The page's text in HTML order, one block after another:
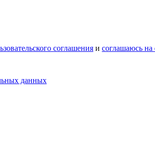
соглашения и соглашаюсь
данных